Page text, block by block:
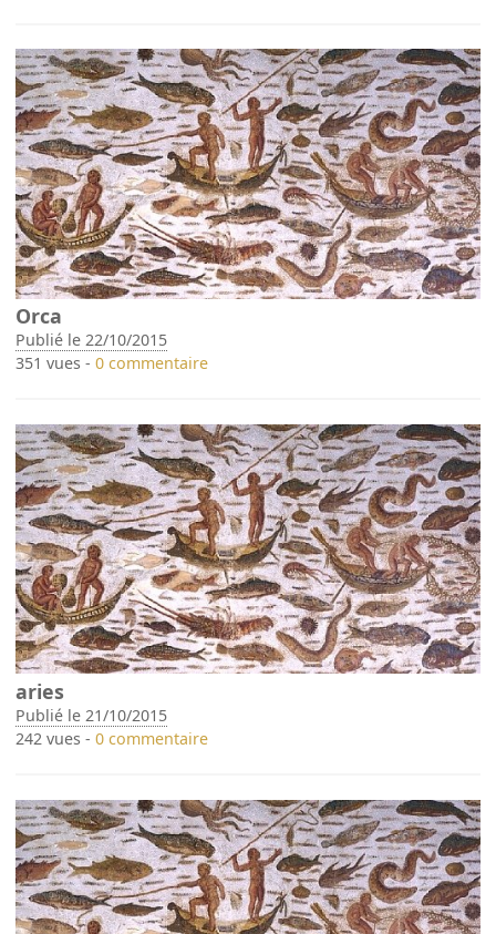
Orca
Publié le 22/10/2015
351 vues -0 commentaire
aries
Publié le 21/10/2015
242 vues -0 commentaire